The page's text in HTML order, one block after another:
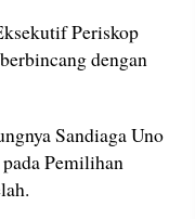
Periskop
dengan
Sandiaga Uno
Pemilihan